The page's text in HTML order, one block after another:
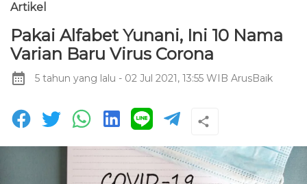
Artikel
Pakai Alfabet Yunani, Ini 10 Nama
Varian Baru Virus Corona
5 tahun yang lalu - 02 Jul 2021, 13:55 WIB ArusBaik